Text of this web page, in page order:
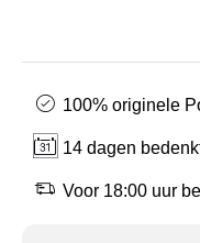
100% originele
14 dagen
Voor 18:00 uur